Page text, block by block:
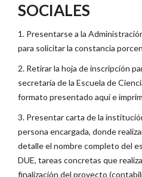
SOCIALES
1. Presentarse a la
para solicitar la constancia
2. Retirar la hoja de inscripción
secretaría de la Escuela de
formato presentado aquí e
3. Presentar carta de la
persona encargada, donde
detalle el nombre completo del
DUE, tareas concretas que
finalización del proyecto